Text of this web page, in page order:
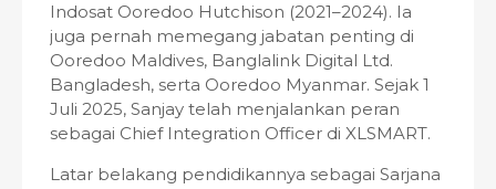
Indosat Ooredoo Hutchison (2021–2024). Ia
juga pernah memegang jabatan penting di
Ooredoo Maldives, Banglalink Digital Ltd.
Bangladesh, serta Ooredoo Myanmar. Sejak 1
Juli 2025, Sanjay telah menjalankan peran
sebagai Chief Integration Officer di XLSMART.
Latar belakang pendidikannya sebagai Sarjana